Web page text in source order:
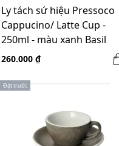
Ly tách sứ hiệu Pressoco
Cappucino/ Latte Cup -
250ml - màu xanh Basil
260.000 ₫
Đặt trước